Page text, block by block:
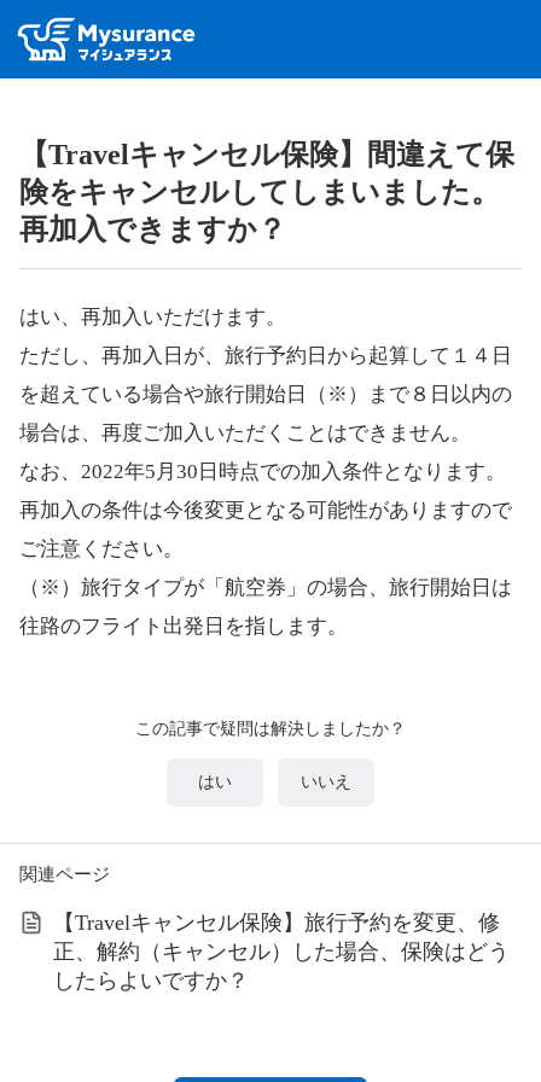
【Travelキャンセル保険】間違えて保
険をキャンセルしてしまいました。
再加入できますか？
はい、再加入いただけます。
ただし、再加入日が、旅行予約日から起算して１４日
を超えている場合や旅行開始日（※）まで８日以内の
場合は、再度ご加入いただくことはできません。
なお、2022年5月30日時点での加入条件となります。
再加入の条件は今後変更となる可能性がありますので
ご注意ください。
（※）旅行タイプが「航空券」の場合、旅行開始日は
往路のフライト出発日を指します。
この記事で疑問は解決しましたか？
はい いいえ
関連ページ
【Travelキャンセル保険】旅行予約を変更、修
正、解約（キャンセル）した場合、保険はどう
したらよいですか？